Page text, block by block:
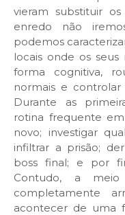
vieram substituir
enredo não
podemos
locais onde os
forma cognitiva,
normais e
Durante as
rotina frequente
novo; investigar
infiltrar a prisão;
boss final; e por
Contudo, a
completamente
acontecer de uma